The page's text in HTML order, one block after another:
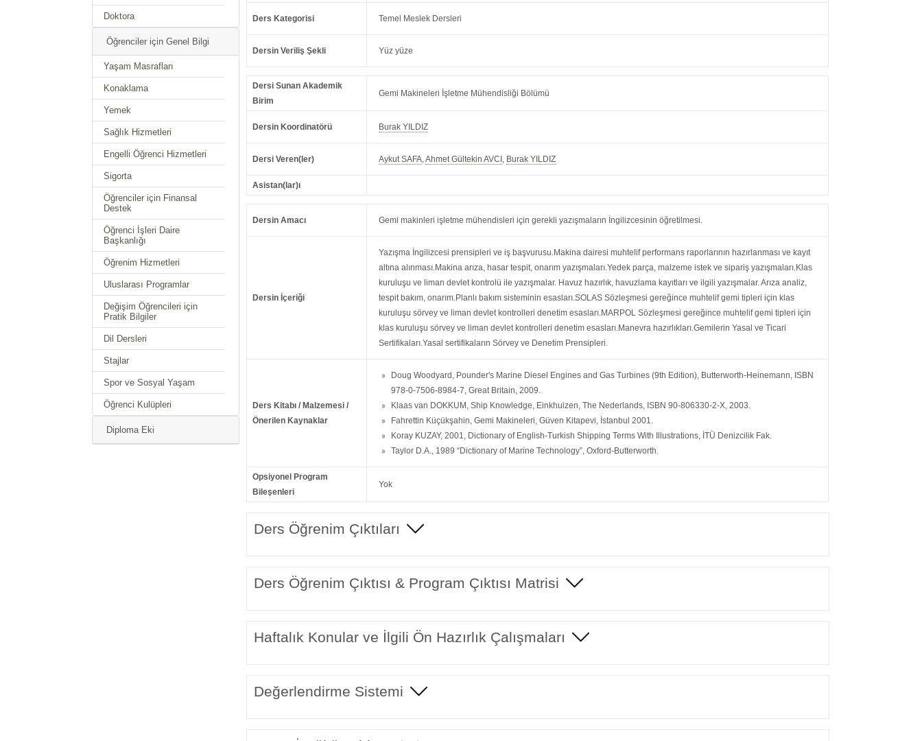
Doktora
Öğrenciler için Genel Bilgi
Yaşam Masrafları
Konaklama
Yemek
Sağlık Hizmetleri
Engelli Öğrenci Hizmetleri
Sigorta
Öğrenciler için Finansal
Destek
Öğrenci İşleri Daire
Başkanlığı
Öğrenim Hizmetleri
Uluslarası Programlar
Değişim Öğrencileri için
Pratik Bilgiler
Dil Dersleri
Stajlar
Spor ve Sosyal Yaşam
Öğrenci Kulüpleri
Diploma Eki
Ders Kategorisi Temel Meslek Dersleri
Dersin Veriliş Şekli Yüz yüze
Dersi Sunan Akademik
Birim
Gemi Makineleri İşletme Mühendisliği Bölümü
Dersin Koordinatörü Burak YILDIZ
Dersi Veren(ler) Aykut SAFA,Ahmet Gültekin AVCI , Burak YILDIZ
Asistan(lar)ı
Dersin Amacı Gemi makinleri işletme mühendisleri için gerekli yazışmaların İngilizcesinin öğretilmesi.
Dersin İçeriği
Yazışma İngilizcesi prensipleri ve iş başvurusu.Makina dairesi muhtelif performans raporlarının hazırlanması ve kayıt
altına alınması.Makina arıza, hasar tespit, onarım yazışmaları.Yedek parça, malzeme istek ve sipariş yazışmaları.Klas
kuruluşu ve liman devlet kontrolü ile yazışmalar. Havuz hazırlık, havuzlama kayıtları ve ilgili yazışmalar. Arıza analiz,
tespit bakım, onarım.Planlı bakım sisteminin esasları.SOLAS Sözleşmesi gereğince muhtelif gemi tipleri için klas
kuruluşu sörvey ve liman devlet kontrolleri denetim esasları.MARPOL Sözleşmesi gereğince muhtelif gemi tipleri için
klas kuruluşu sörvey ve liman devlet kontrolleri denetim esasları.Manevra hazırlıkları.Gemilerin Yasal ve Ticari
Sertifikaları.Yasal sertifikaların Sörvey ve Denetim Prensipleri.
Ders Kitabı / Malzemesi /
Önerilen Kaynaklar
Doug Woodyard, Pounder's Marine Diesel Engines and Gas Turbines (9th Edition), Butterworth-Heinemann, ISBN
978-0-7506-8984-7, Great Britain, 2009.
Klaas van DOKKUM, Ship Knowledge, Einkhuizen, The Nederlands, ISBN 90-806330-2-X, 2003.
Fahrettin Küçükşahin, Gemi Makineleri, Güven Kitapevi, İstanbul 2001.
Koray KUZAY, 2001, Dictionary of English-Turkish Shipping Terms With Illustrations, İTÜ Denizcilik Fak.
Taylor D.A., 1989 “Dictionary of Marine Technology”, Oxford-Butterworth.
Opsiyonel Program
Bileşenleri
Yok
Ders Öğrenim Çıktıları
Ders Öğrenim Çıktısı & Program Çıktısı Matrisi
Haftalık Konular ve İlgili Ön Hazırlık Çalışmaları
Değerlendirme Sistemi